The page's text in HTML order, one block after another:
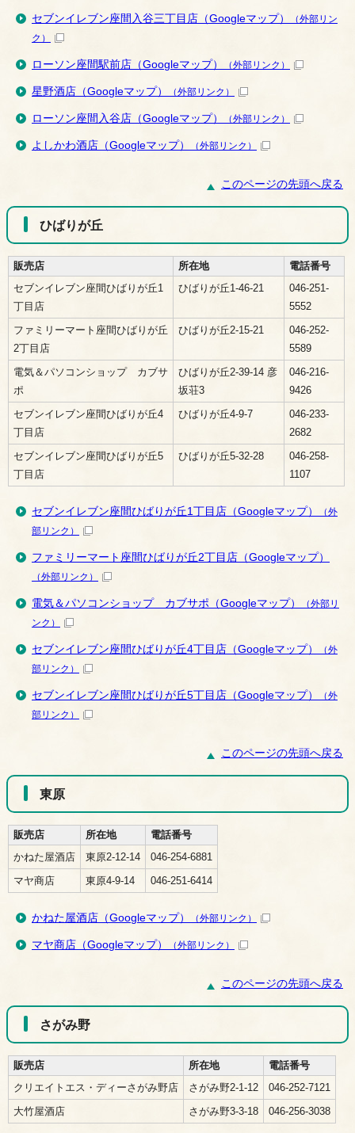
セブンイレブン座間入谷三丁目店（Googleマップ）
（外部リン
ク）
ローソン座間駅前店（Googleマップ） （外部リンク）
星野酒店（Googleマップ） （外部リンク）
ローソン座間入谷店（Googleマップ） （外部リンク）
よしかわ酒店（Googleマップ） （外部リンク）
このページの先頭へ戻る
ひばりが丘
販売店 所在地
電話番号
セブンイレブン座間ひばりが丘1
丁目店
ひばりが丘1-46-21
046-251-
5552
ファミリーマート座間ひばりが丘
2丁目店
ひばりが丘2-15-21
046-252-
5589
電気＆パソコンショップ カブサ
ポ
ひばりが丘2-39-14 彦
坂荘3
046-216-
9426
セブンイレブン座間ひばりが丘4
丁目店
ひばりが丘4-9-7
046-233-
2682
セブンイレブン座間ひばりが丘5
丁目店
ひばりが丘5-32-28
046-258-
1107
セブンイレブン座間ひばりが丘1丁目店（Googleマップ）
（外
部リンク）
ファミリーマート座間ひばりが丘2丁目店（Googleマップ）
（外部リンク）
電気＆パソコンショップ カブサポ（Googleマップ）
（外部リ
ンク）
セブンイレブン座間ひばりが丘4丁目店（Googleマップ）
（外
部リンク）
セブンイレブン座間ひばりが丘5丁目店（Googleマップ）
（外
部リンク）
このページの先頭へ戻る
東原
販売店 所在地
電話番号
かねた屋酒店
東原2-12-14
046-254-6881
マヤ商店
東原4-9-14 046-251-6414
かねた屋酒店（Googleマップ） （外部リンク）
マヤ商店（Googleマップ） （外部リンク）
このページの先頭へ戻る
さがみ野
販売店 所在地
電話番号
クリエイトエス・ディーさがみ野店
さがみ野2-1-12
046-252-7121
大竹屋酒店
さがみ野3-3-18 046-256-3038